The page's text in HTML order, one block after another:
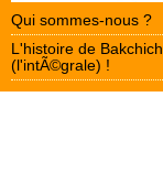
Qui sommes-nous ?
L'histoire de Bakchich
(l'intÃ©grale) !